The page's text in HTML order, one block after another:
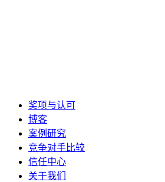
奖项与认可
博客
案例研究
竞争对手比较
信任中心
关于我们